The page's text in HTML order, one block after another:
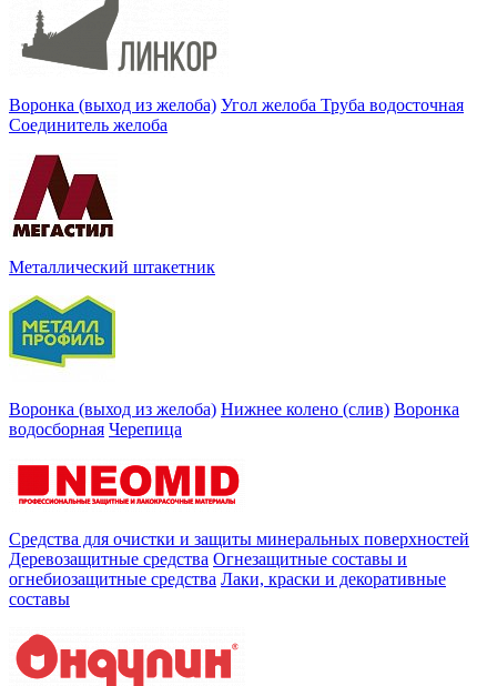
Воронка (выход из желоба) Угол желоба Труба водосточная
Соединитель желоба
Металлический штакетник
Воронка (выход из желоба) Нижнее колено (слив) Воронка
водосборная Черепица
Средства для очистки и защиты минеральных поверхностей
Деревозащитные средства Огнезащитные составы и
огнебиозащитные средства Лаки, краски и декоративные
составы